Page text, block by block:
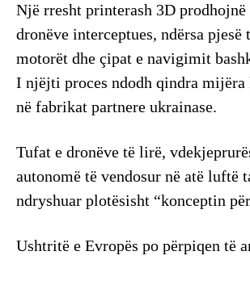
Një rresht printerash 3D
dronëve interceptues, ndërsa pjesë
motorët dhe çipat e navigimit
I njëjti proces ndodh qindra mijëra
në fabrikat partnere ukrainase.
Tufat e dronëve të lirë,
autonomë të vendosur në atë luftë
ndryshuar plotësisht “konceptin
Ushtritë e Evropës po përpiqen të